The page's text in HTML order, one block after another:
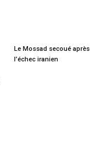
Le Mossad secoué après
l’échec iranien